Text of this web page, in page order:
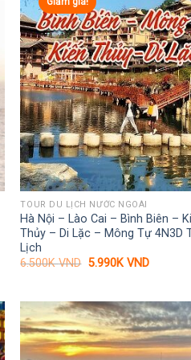
TOUR DU LỊCH NƯỚC NGOÀI
Hà Nội – Lào Cai – Bình Biên –
Thủy – Di Lặc – Mông Tự 4N3D
Lịch
6.500KVND Giá
5.990KVNDGiá
5.990K